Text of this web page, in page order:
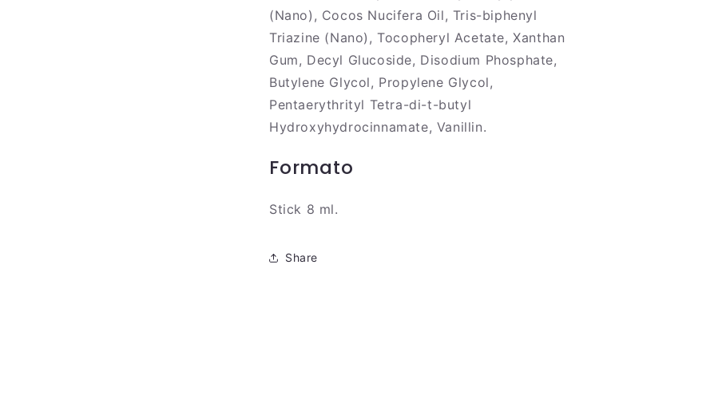
(Nano), Cocos Nucifera Oil, Tris-biphenyl
Triazine (Nano), Tocopheryl Acetate, Xanthan
Gum, Decyl Glucoside, Disodium Phosphate,
Butylene Glycol, Propylene Glycol,
Pentaerythrityl Tetra-di-t-butyl
Hydroxyhydrocinnamate, Vanillin.
Formato
Stick 8 ml.
Share